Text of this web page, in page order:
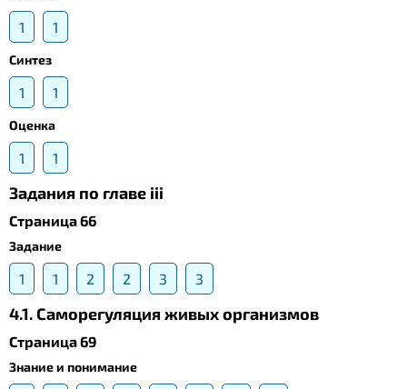
1 1
Синтез
1 1
Оценка
1 1
Задания по главе iii
Страница 66
Задание
1 1 2 2 3 3
4.1. Саморегуляция живых организмов
Страница 69
Знание и понимание